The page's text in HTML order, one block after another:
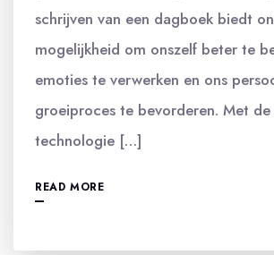
schrijven van een dagboek biedt
mogelijkheid om onszelf beter te
emoties te verwerken en ons
groeiproces te bevorderen. Met de
technologie […]
READ MORE